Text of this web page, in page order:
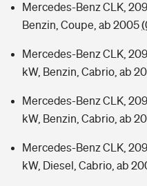
Mercedes-Benz CLK,
Benzin, Coupe, ab 2005
Mercedes-Benz CLK,
kW, Benzin, Cabrio, ab
Mercedes-Benz CLK,
kW, Benzin, Cabrio, ab
Mercedes-Benz CLK,
kW, Diesel, Cabrio, ab